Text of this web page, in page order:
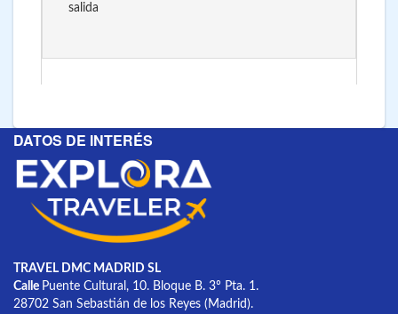
salida
DATOS DE INTERÉS
TRAVEL DMC MADRID SL
Calle Puente Cultural, 10. Bloque B. 3º Pta. 1.
28702 San Sebastián de los Reyes (Madrid).